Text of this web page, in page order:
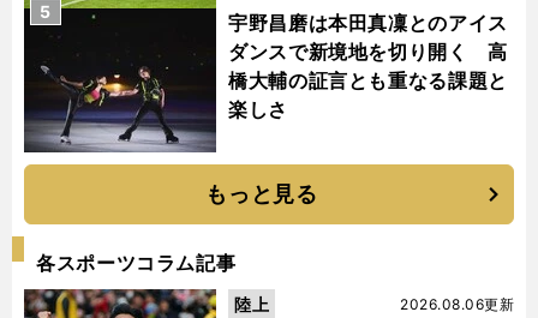
宇野昌磨は本田真凜とのアイス
ダンスで新境地を切り開く 高
橋大輔の証言とも重なる課題と
楽しさ
5
もっと見る
各スポーツコラム記事
2026.08.06更新
陸上